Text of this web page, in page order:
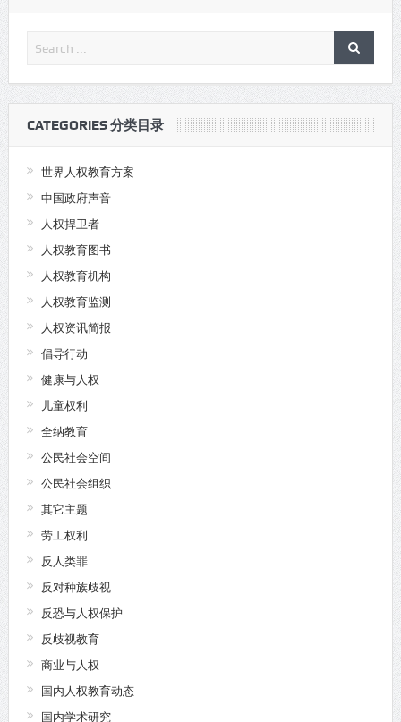
CATEGORIES 分类目录
世界人权教育方案
中国政府声音
人权捍卫者
人权教育图书
人权教育机构
人权教育监测
人权资讯简报
倡导行动
健康与人权
儿童权利
全纳教育
公民社会空间
公民社会组织
其它主题
劳工权利
反人类罪
反对种族歧视
反恐与人权保护
反歧视教育
商业与人权
国内人权教育动态
国内学术研究